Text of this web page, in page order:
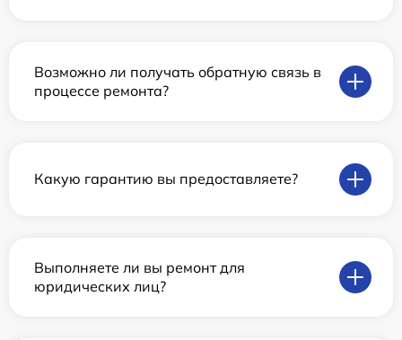
Возможно ли получать обратную связь в
процессе ремонта?
Какую гарантию вы предоставляете?
Выполняете ли вы ремонт для
юридических лиц?